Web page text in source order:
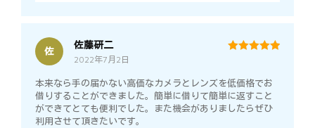
佐
佐藤研二
2022年7月2日
本来なら手の届かない高価なカメラとレンズを低価格でお
借りすることができました。簡単に借りて簡単に返すこと
ができてとても便利でした。また機会がありましたらぜひ
利用させて頂きたいです。